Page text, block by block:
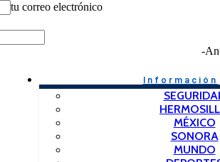
tu correo electrónico
-
Información
MÉXICO
SONORA
MUNDO